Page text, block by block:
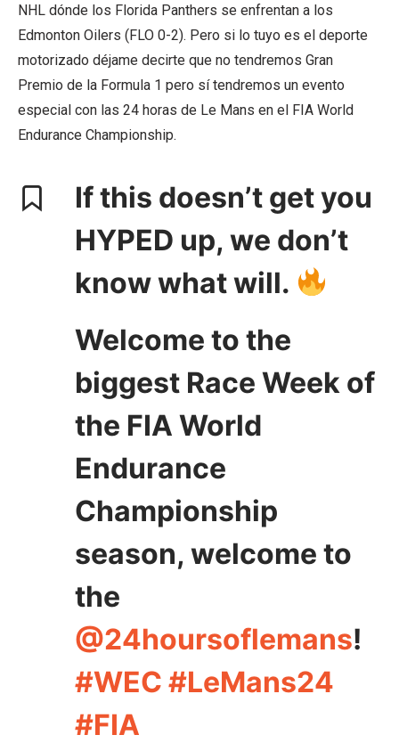
NHL dónde los Florida Panthers se enfrentan a los
Edmonton Oilers (FLO 0-2). Pero si lo tuyo es el deporte
motorizado déjame decirte que no tendremos Gran
Premio de la Formula 1 pero sí tendremos un evento
especial con las 24 horas de Le Mans en el FIA World
Endurance Championship.
If this doesn’t get you
HYPED up, we don’t
know what will.
Welcome to the
biggest Race Week of
the FIA World
Endurance
Championship
season, welcome to
the
@24hoursoflemans!
#WEC #LeMans24
#FIA